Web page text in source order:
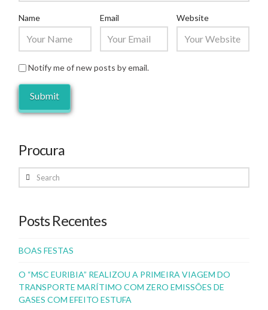
Name Email Website
Notify me of new posts by email.
Procura
Search
Posts Recentes
BOAS FESTAS
O “MSC EURIBIA” REALIZOU A PRIMEIRA VIAGEM DO
TRANSPORTE MARÍTIMO COM ZERO EMISSÕES DE
GASES COM EFEITO ESTUFA